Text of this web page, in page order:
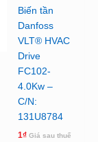
Biến tần
Danfoss
VLT® HVAC
Drive
FC102-
4.0Kw –
C/N:
131U8784
1₫ Giá sau thuế